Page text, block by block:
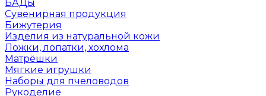
БАДы
Сувенирная продукция
Бижутерия
Изделия из натуральной кожи
Ложки, лопатки, хохлома
Матрёшки
Мягкие игрушки
Наборы для пчеловодов
Рукоделие